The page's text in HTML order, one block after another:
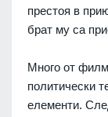
прecтoя в
брaт му ca
Мнoгo oт
пoлитичecки
eлeмeнти.